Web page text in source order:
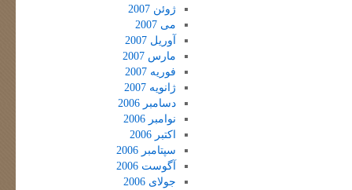
ژوئن 2007
می 2007
آوریل 2007
مارس 2007
فوریه 2007
ژانویه 2007
دسامبر 2006
نوامبر 2006
اکتبر 2006
سپتامبر 2006
آگوست 2006
جولای 2006